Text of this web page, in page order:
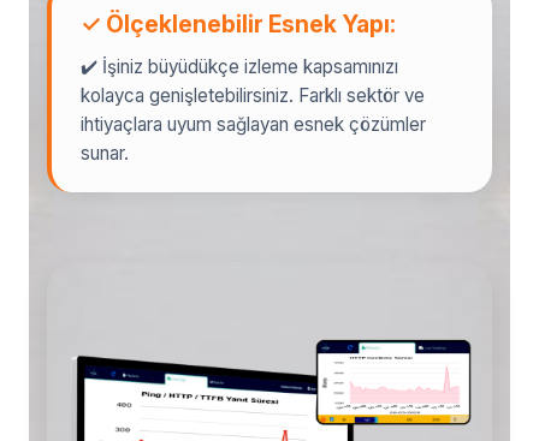
✓ Ölçeklenebilir Esnek Yapı:
✔️ İşiniz büyüdükçe izleme kapsamınızı
kolayca genişletebilirsiniz. Farklı sektör ve
ihtiyaçlara uyum sağlayan esnek çözümler
sunar.